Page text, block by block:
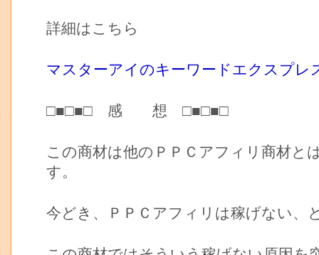
詳細はこちら
マスターアイのキーワードエクスプレ
□■□■□ 感 想 □■□■□
この商材は他のＰＰＣアフィリ商材と
す。
今どき、ＰＰＣアフィリは稼げない、